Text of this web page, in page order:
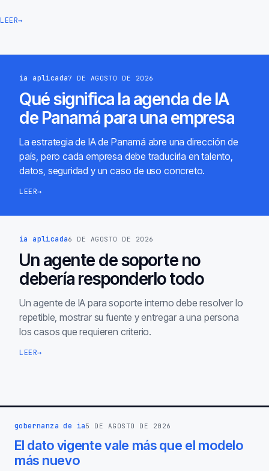
LEER→
ia aplicada7 DE AGOSTO DE 2026
Qué significa la agenda de IA
de Panamá para una empresa
La estrategia de IA de Panamá abre una dirección de
país, pero cada empresa debe traducirla en talento,
datos, seguridad y un caso de uso concreto.
LEER→
ia aplicada6 DE AGOSTO DE 2026
Un agente de soporte no
debería responderlo todo
Un agente de IA para soporte interno debe resolver lo
repetible, mostrar su fuente y entregar a una persona
los casos que requieren criterio.
LEER→
gobernanza de ia5 DE AGOSTO DE 2026
El dato vigente vale más que el modelo
más nuevo